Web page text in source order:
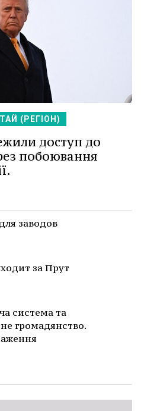
(РЕГІОН)
доступ до
побоювання
заводов
за Прут
система та
громадянство.